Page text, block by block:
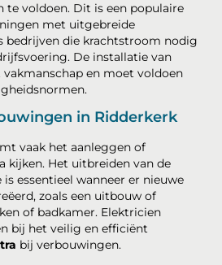
te voldoen. Dit is een populaire
met uitgebreide
bedrijven die krachtstroom nodig
De installatie van
en moet voldoen
in Ridderkerk
vaak het aanleggen of
kijken. Het uitbreiden van de
essentieel wanneer er nieuwe
zoals een uitbouw of
of badkamer. Elektricien
bij het veilig en efficiënt
bij verbouwingen.